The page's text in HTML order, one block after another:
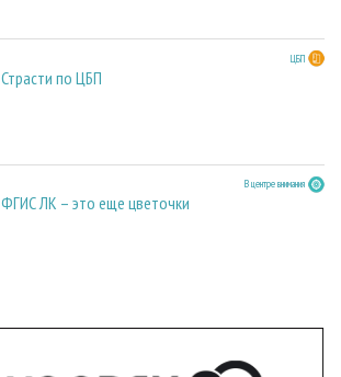
ЦБП
Страсти по ЦБП
В центре внимания
ФГИС ЛК – это еще цветочки